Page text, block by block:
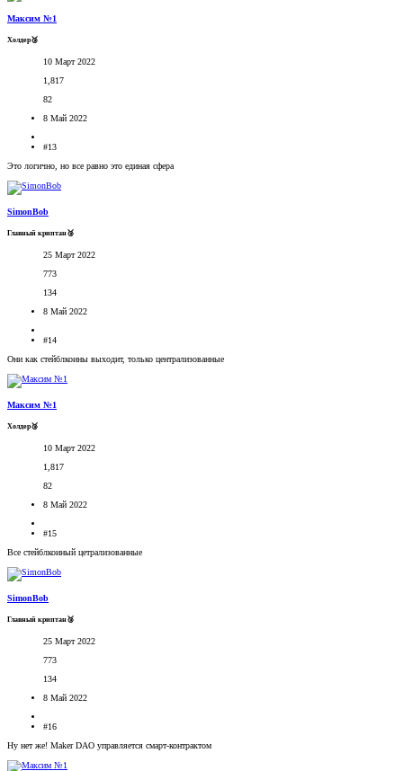
Максим №1
Холдер🥉
10 Март 2022
1,817
82
8 Май 2022
#13
Это логично, но все равно это единая сфера
SimonBob
Главный криптан🥉
25 Март 2022
773
134
8 Май 2022
#14
Они как стейблкоины выходит, только централизованные
Максим №1
Холдер🥉
10 Март 2022
1,817
82
8 Май 2022
#15
Все стейблкоиный цетрализованные
SimonBob
Главный криптан🥉
25 Март 2022
773
134
8 Май 2022
#16
Ну нет же! Maker DAO управляется смарт-контрактом